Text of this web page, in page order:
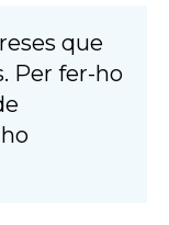
que
Per fer-ho